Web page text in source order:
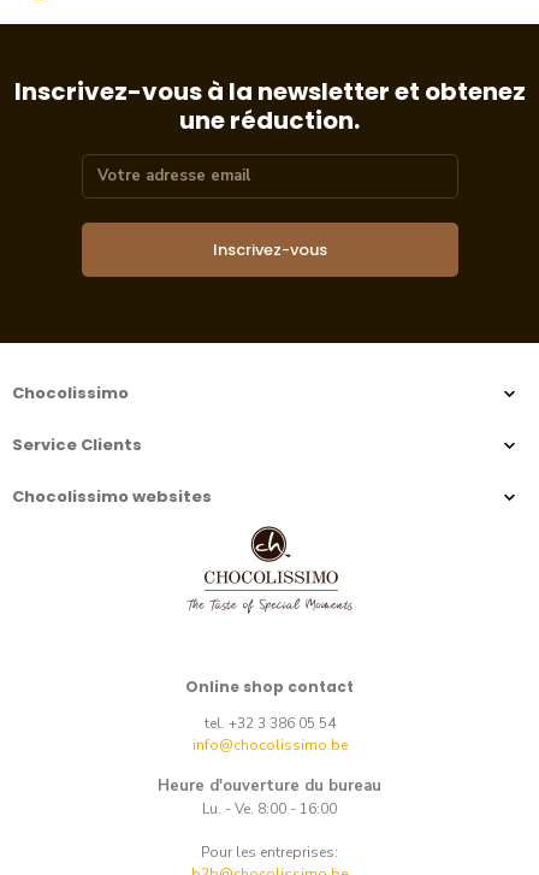
Inscrivez-vous à la newsletter et obtenez
une réduction.
Inscrivez-vous
Chocolissimo
Service Clients
Chocolissimo websites
Online shop contact
tel. +32 3 386 05 54
info@chocolissimo.be
Heure d'ouverture du bureau
Lu. - Ve. 8:00 - 16:00
Pour les entreprises: